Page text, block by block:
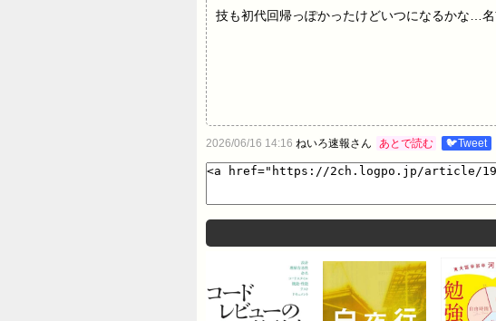
技も初代回帰っぽかったけどいつになるかな…
2026/06/16 14:16 ねいろ速報さん あとで読む 🐦Tweet